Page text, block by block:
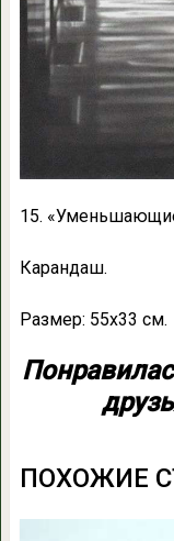
15.
Карандаш.
Размер: 55х33 см.
ПОХОЖИЕ